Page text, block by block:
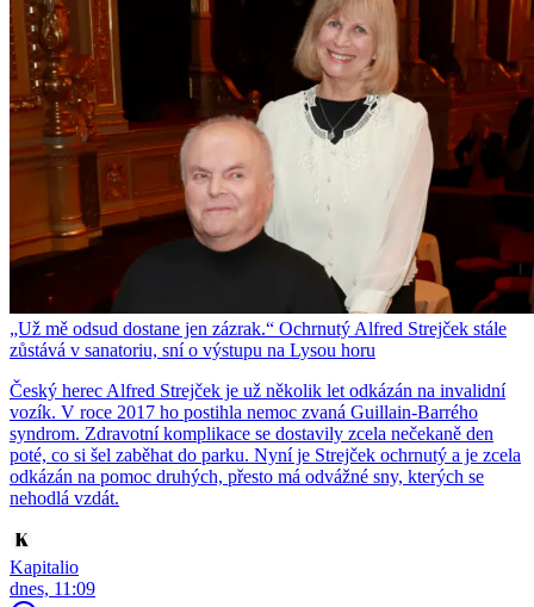
„Už mě odsud dostane jen zázrak.“ Ochrnutý Alfred Strejček stále
zůstává v sanatoriu, sní o výstupu na Lysou horu
Český herec Alfred Strejček je už několik let odkázán na invalidní
vozík. V roce 2017 ho postihla nemoc zvaná Guillain-Barrého
syndrom. Zdravotní komplikace se dostavily zcela nečekaně den
poté, co si šel zaběhat do parku. Nyní je Strejček ochrnutý a je zcela
odkázán na pomoc druhých, přesto má odvážné sny, kterých se
nehodlá vzdát.
Kapitalio
dnes, 11:09